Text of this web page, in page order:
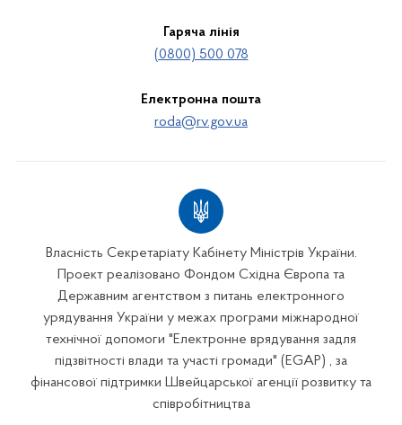
Гаряча лінія
(0800) 500 078
Електронна пошта
roda@rv.gov.ua
Власність Секретаріату Кабінету Міністрів України.
Проект реалізовано Фондом Східна Європа та
Державним агентством з питань електронного
урядування України у межах програми міжнародної
технічної допомоги "Електронне врядування задля
підзвітності влади та участі громади" (EGAP) , за
фінансової підтримки Швейцарської агенції розвитку та
співробітництва